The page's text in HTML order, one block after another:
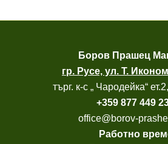
Боров Прашец
гр. Русе, ул. Т.
търг. к-с „ Чародейка“
+359 877 449
office@borov-
Работно